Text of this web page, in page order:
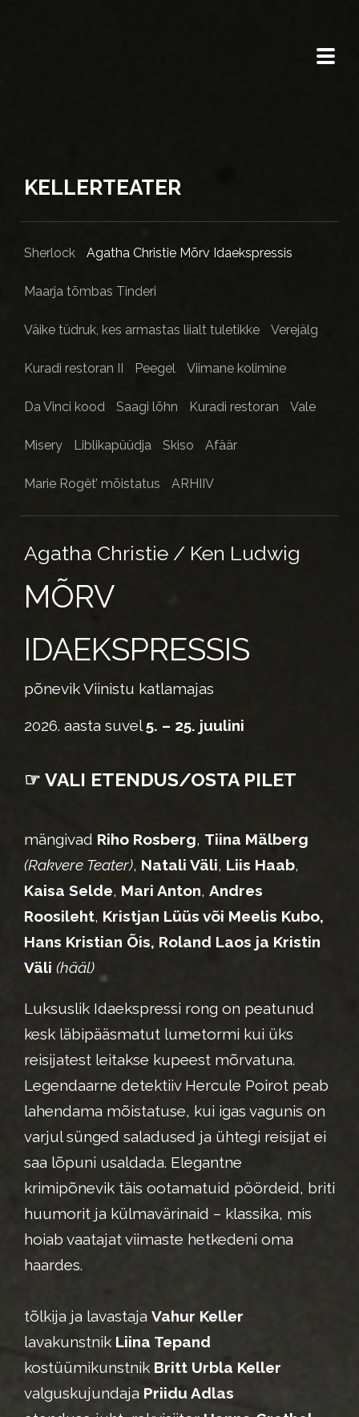
KELLERTEATER
Sherlock Agatha Christie Mõrv Idaekspressis
Maarja tõmbas Tinderi
Väike tüdruk, kes armastas liialt tuletikke Verejälg
Kuradi restoran II Peegel Viimane kolimine
Da Vinci kood Saagi lõhn Kuradi restoran Vale
Misery Liblikapüüdja Skiso Afäär
Marie Rogêt’ mõistatus ARHIIV
Agatha Christie / Ken Ludwig
MÕRV
IDAEKSPRESSIS
põnevik Viinistu katlamajas
2026. aasta suvel5. – 25. juulini
☞ VALI ETENDUS/OSTA PILET
mängivad Riho Rosberg, Tiina Mälberg
(Rakvere Teater), Natali Väli, Liis Haab,
Kaisa Selde, Mari Anton, Andres
Roosileht, Kristjan Lüüs või Meelis Kubo,
Hans Kristian Õis, Roland Laos ja Kristin
Väli (hääl)
Luksuslik Idaekspressi rong on peatunud
kesk läbipääsmatut lumetormi kui üks
reisijatest leitakse kupeest mõrvatuna.
Legendaarne detektiiv Hercule Poirot peab
lahendama mõistatuse, kui igas vagunis on
varjul sünged saladused ja ühtegi reisijat ei
saa lõpuni usaldada. Elegantne
krimipõnevik täis ootamatuid pöördeid, briti
huumorit ja külmavärinaid – klassika, mis
hoiab vaatajat viimaste hetkedeni oma
haardes.
tõlkija ja lavastaja Vahur Keller
lavakunstnik Liina Tepand
kostüümikunstnik Britt Urbla Keller
valguskujundaja Priidu Adlas